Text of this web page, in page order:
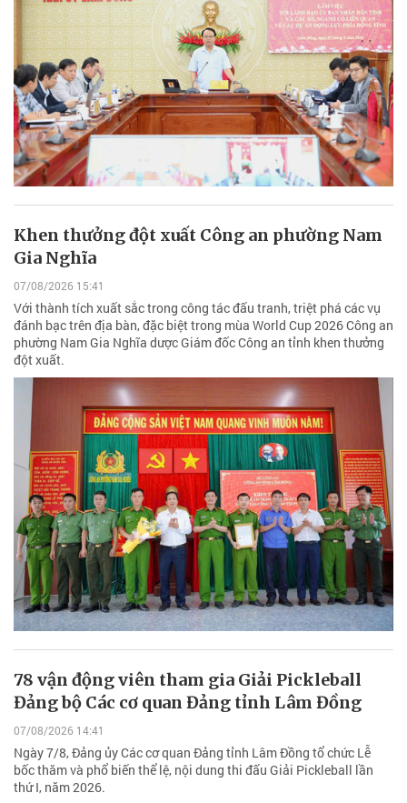
Khen thưởng đột xuất Công an phường Nam
Gia Nghĩa
07/08/2026 15:41
Với thành tích xuất sắc trong công tác đấu tranh, triệt phá các vụ
đánh bạc trên địa bàn, đặc biệt trong mùa World Cup 2026 Công an
phường Nam Gia Nghĩa dược Giám đốc Công an tỉnh khen thưởng
đột xuất.
78 vận động viên tham gia Giải Pickleball
Đảng bộ Các cơ quan Đảng tỉnh Lâm Đồng
07/08/2026 14:41
Ngày 7/8, Đảng ủy Các cơ quan Đảng tỉnh Lâm Đồng tổ chức Lễ
bốc thăm và phổ biến thể lệ, nội dung thi đấu Giải Pickleball lần
thứ I, năm 2026.